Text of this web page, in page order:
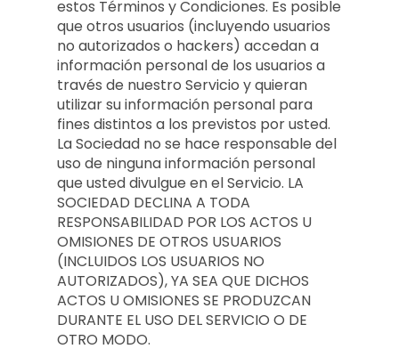
estos Términos y Condiciones. Es posible
que otros usuarios (incluyendo usuarios
no autorizados o hackers) accedan a
información personal de los usuarios a
través de nuestro Servicio y quieran
utilizar su información personal para
fines distintos a los previstos por usted.
La Sociedad no se hace responsable del
uso de ninguna información personal
que usted divulgue en el Servicio. LA
SOCIEDAD DECLINA A TODA
RESPONSABILIDAD POR LOS ACTOS U
OMISIONES DE OTROS USUARIOS
(INCLUIDOS LOS USUARIOS NO
AUTORIZADOS), YA SEA QUE DICHOS
ACTOS U OMISIONES SE PRODUZCAN
DURANTE EL USO DEL SERVICIO O DE
OTRO MODO.